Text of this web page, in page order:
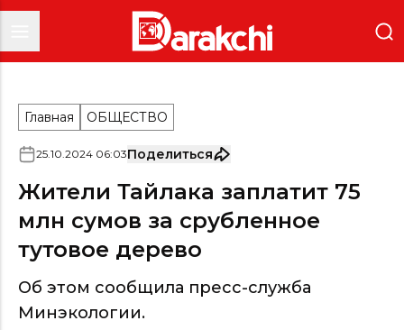
Главная ОБЩЕСТВО
25.10.2024 06:03Поделиться
Жители Тайлака заплатит 75
млн сумов за срубленное
тутовое дерево
Об этом сообщила пресс-служба
Минэкологии.